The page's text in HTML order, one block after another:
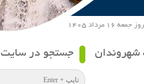
جمعه ۱۶ مرداد ۱۴۰۵
شهروندان
جستجو در سایت